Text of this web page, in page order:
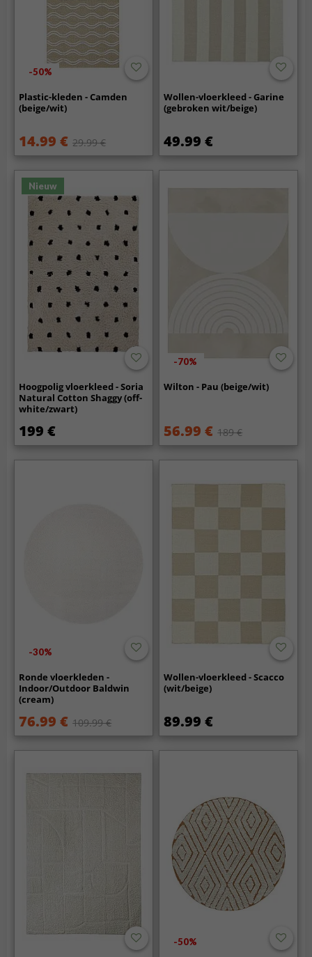
-50%
Plastic-kleden - Camden
(beige/wit)
14.99 € 29.99 €
Wollen-vloerkleed - Garine
(gebroken wit/beige)
49.99 €
Nieuw
Hoogpolig vloerkleed - Soria
Natural Cotton Shaggy (off-
white/zwart)
199 €
-70%
Wilton - Pau (beige/wit)
56.99 € 189 €
-30%
Ronde vloerkleden -
Indoor/Outdoor Baldwin
(cream)
76.99 € 109.99 €
Wollen-vloerkleed - Scacco
(wit/beige)
89.99 €
-50%